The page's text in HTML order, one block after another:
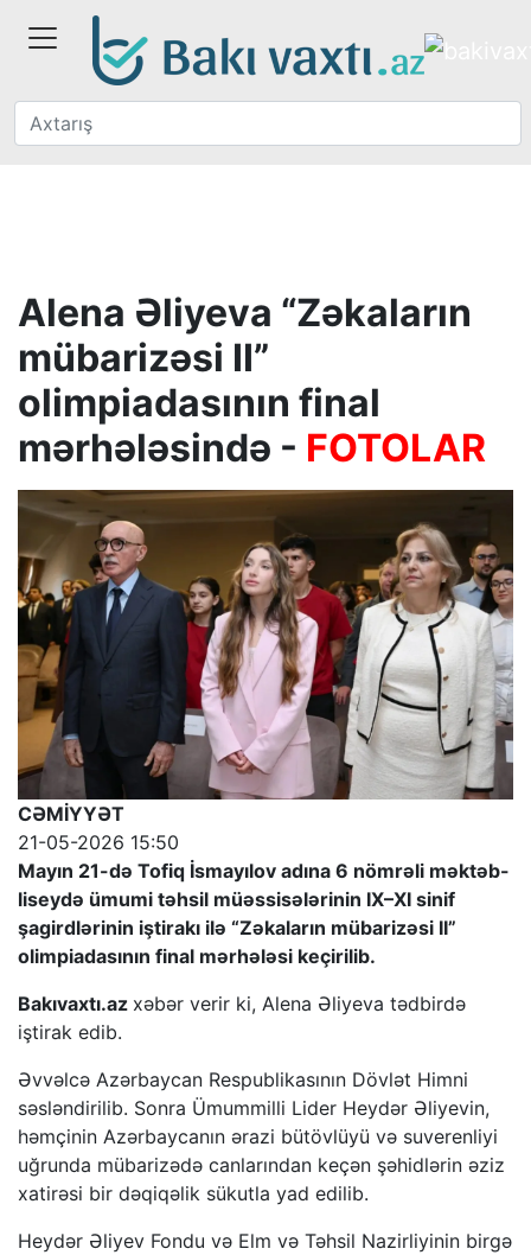
Alena Əliyeva “Zəkaların
mübarizəsi II”
olimpiadasının final
mərhələsində - FOTOLAR
CƏMİYYƏT
21-05-2026 15:50
Mayın 21-də Tofiq İsmayılov adına 6 nömrəli məktəb-
liseydə ümumi təhsil müəssisələrinin IX–XI sinif
şagirdlərinin iştirakı ilə “Zəkaların mübarizəsi II”
olimpiadasının final mərhələsi keçirilib.
Bakıvaxtı.az xəbər verir ki, Alena Əliyeva tədbirdə
iştirak edib.
Əvvəlcə Azərbaycan Respublikasının Dövlət Himni
səsləndirilib. Sonra Ümummilli Lider Heydər Əliyevin,
həmçinin Azərbaycanın ərazi bütövlüyü və suverenliyi
uğrunda mübarizədə canlarından keçən şəhidlərin əziz
xatirəsi bir dəqiqəlik sükutla yad edilib.
Heydər Əliyev Fondu və Elm və Təhsil Nazirliyinin birgə